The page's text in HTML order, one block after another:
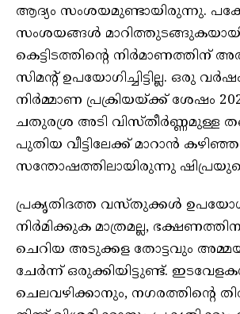
ആദ്യം സംശയമുണ്ടായിരുന്നു.
സംശയങ്ങൾ
കെട്ടിടത്തിൻ്റെ നിർമാണത്തിന്
സിമൻ്റ് ഉപയോഗിച്ചിട്ടില്ല. ഒരു
നിർമ്മാണ പ്രക്രിയയ്ക്ക് ശേഷം
ചതുരശ്ര അടി വിസ്തീർണ്ണമുള്ള
പുതിയ വീട്ടിലേക്ക് മാറാൻ
സന്തോഷത്തിലായിരുന്നു
പ്രകൃതിദത്ത വസ്തുക്കൾ
നിർമിക്കുക മാത്രമല്ല,
ചെറിയ അടുക്കള തോട്ടവും
ചേർന്ന് ഒരുക്കിയിട്ടുണ്ട്.
ചെലവഴിക്കാനും, നഗരത്തിന്റെ